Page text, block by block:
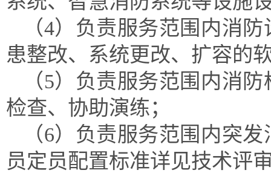
（4）负责服务范围内消
患整改、系统更改、扩容的
（5）负责服务范围内消
检查、协助演练；
（6）负责服务范围内突
员定员配置标准详见技术评